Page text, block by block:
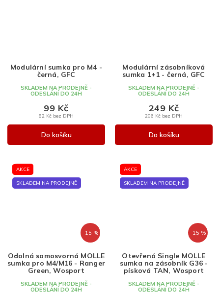
Modulární sumka pro M4 -
černá, GFC
SKLADEM NA PRODEJNĚ -
ODESLÁNÍ DO 24H
82 Kč bez DPH
99 Kč
Do košíku
Modulární zásobníková
sumka 1+1 - černá, GFC
SKLADEM NA PRODEJNĚ -
ODESLÁNÍ DO 24H
206 Kč bez DPH
249 Kč
Do košíku
AKCE
SKLADEM NA PRODEJNĚ
–15 %
Odolná samosvorná MOLLE
sumka pro M4/M16 - Ranger
Green, Wosport
SKLADEM NA PRODEJNĚ -
ODESLÁNÍ DO 24H
AKCE
SKLADEM NA PRODEJNĚ
–15 %
Otevřená Single MOLLE
sumka na zásobník G36 -
písková TAN, Wosport
SKLADEM NA PRODEJNĚ -
ODESLÁNÍ DO 24H